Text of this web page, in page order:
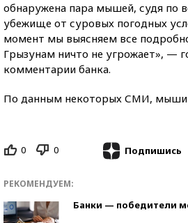
обнаружена пара мышей, судя по
убежище от суровых погодных
момент мы выясняем все
Грызунам ничто не угрожает», —
комментарии банка.
По данным некоторых СМИ, мыши
0 0 Подпишись
РЕКОМЕНДУЕМ:
Банки — победители